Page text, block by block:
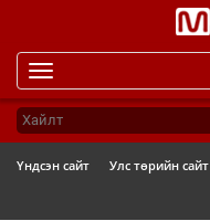
Үндсэн сайт Улс төрийн сайт